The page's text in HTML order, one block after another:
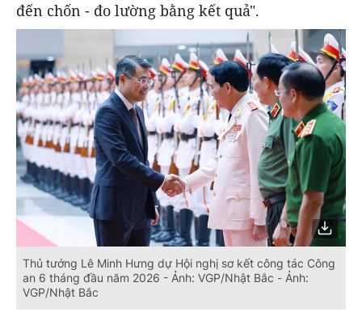
đến chốn - đo lường bằng kết quả".
Thủ tướng Lê Minh Hưng dự Hội nghị sơ kết công tác Công
an 6 tháng đầu năm 2026 - Ảnh: VGP/Nhật Bắc - Ảnh:
VGP/Nhật Bắc